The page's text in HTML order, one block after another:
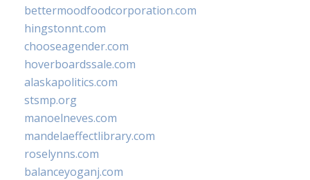
bettermoodfoodcorporation.com
hingstonnt.com
chooseagender.com
hoverboardssale.com
alaskapolitics.com
stsmp.org
manoelneves.com
mandelaeffectlibrary.com
roselynns.com
balanceyoganj.com